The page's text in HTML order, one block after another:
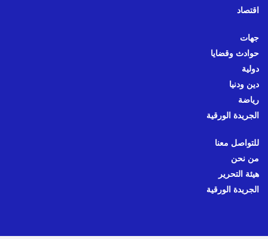
اقتصاد
جهات
حوادث وقضايا
دولية
دين ودنيا
رياضة
الجريدة الورقية
للتواصل معنا
من نحن
هيئة التحرير
الجريدة الورقية